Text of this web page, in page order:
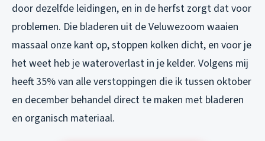
door dezelfde leidingen, en in de herfst zorgt dat voor
problemen. Die bladeren uit de Veluwezoom waaien
massaal onze kant op, stoppen kolken dicht, en voor je
het weet heb je wateroverlast in je kelder. Volgens mij
heeft 35% van alle verstoppingen die ik tussen oktober
en december behandel direct te maken met bladeren
en organisch materiaal.